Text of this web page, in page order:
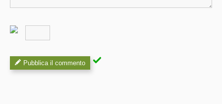
Pubblica il commento